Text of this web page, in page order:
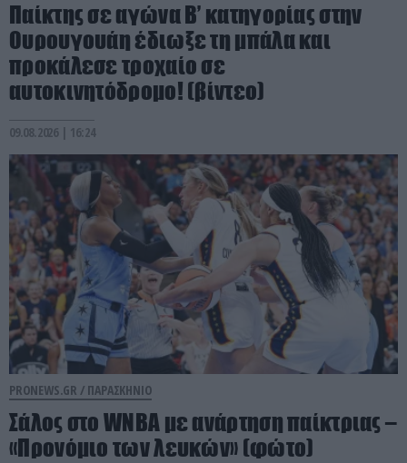
Παίκτης σε αγώνα Β’ κατηγορίας στην
Ουρουγουάη έδιωξε τη μπάλα και
προκάλεσε τροχαίο σε
αυτοκινητόδρομο! (βίντεο)
09.08.2026 | 16:24
PRONEWS.GR / ΠΑΡΑΣΚΗΝΙΟ
Σάλος στο WNBA με ανάρτηση παίκτριας –
«Προνόμιο των λευκών» (φώτο)